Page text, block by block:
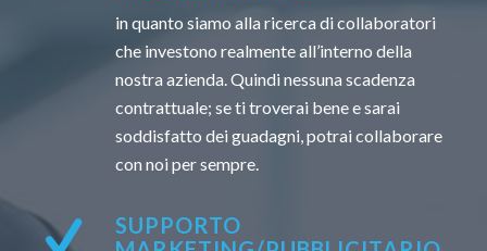
in quanto siamo alla ricerca di collaboratori
che investono realmente all’interno della
nostra azienda. Quindi nessuna scadenza
contrattuale; se ti troverai bene e sarai
soddisfatto dei guadagni, potrai collaborare
con noi per sempre.
SUPPORTO